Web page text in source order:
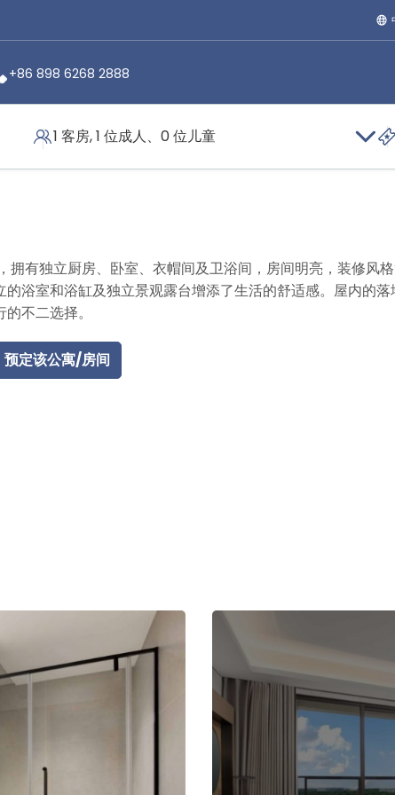
1 客房, 1 位成人、0 位儿童
+86 898 6268 2888
政单房公寓
有独立厨房、卧室、衣帽间及卫浴间，房间明亮，装修风格
浴室和浴缸及独立景观露台增添了生活的舒适感。屋内的
不二选择。
预定该公寓/房间